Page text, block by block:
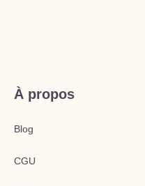
À propos
Blog
CGU